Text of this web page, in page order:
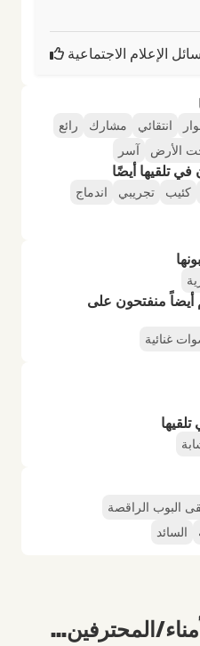
الإعلام الاجتماعية
انتقائي مشارك
رائع
الأرض آسر
في تلقيها أيضًا
كئيب تجريبي
اندماج
أيضاً منفتحون على
غنائية
البوب الراقصة
السائد
المحترفين...